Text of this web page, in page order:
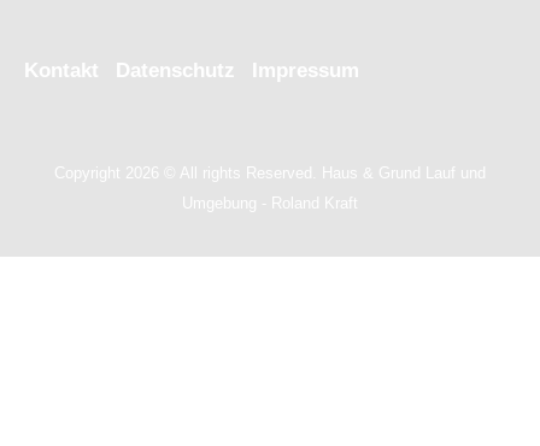
Kontakt Datenschutz Impressum
Copyright 2026 © All rights Reserved. Haus & Grund Lauf und
Umgebung - Roland Kraft